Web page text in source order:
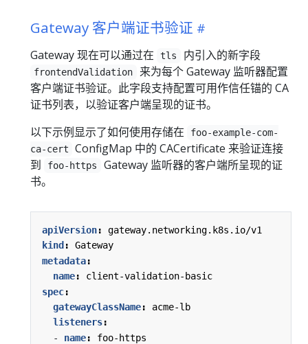
Gateway 客户端证书验证
Gateway 现在可以通过在 tls 内引入的新字段
frontendValidation
来为每个 Gateway 监听器配置
客户端证书验证。此字段支持配置可用作信任锚的 CA
证书列表，以验证客户端呈现的证书。
以下示例显示了如何使用存储在
foo-example-com-
ca-cert
ConfigMap 中的 CACertificate 来验证连接
到
foo-https
Gateway 监听器的客户端所呈现的证
书。
apiVersion:
gateway.networking.k8s.io/v1
kind :
Gateway
metadata:
name:
client-validation-basic
spec:
gatewayClassName:
acme-lb
listeners:
- name:
foo-https